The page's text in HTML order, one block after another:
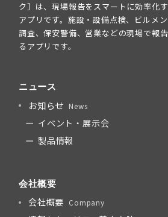
ク］は、現場報告をスマートに効率化
アプリです。施設・設備点検、ビルメ
調査、保安警備、営業などの現場で報
るアプリです。
ニュース
お知らせ News
イベント・展示会
製品情報
会社概要
会社概要 Company